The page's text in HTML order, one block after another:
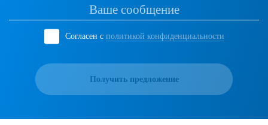
Согласен с политикой конфиденциальности
Получить предложение